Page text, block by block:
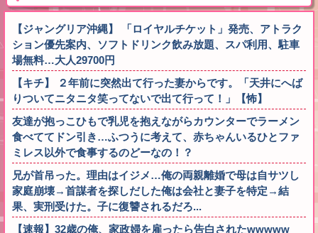
【ジャングリア沖縄】 「ロイヤルチケット」発売、アトラク
ション優先案内、ソフトドリンク飲み放題、スパ利用、駐車
場無料…大人29700円
【キチ】 ２年前に突然出て行った妻からです。「天井にへば
りついてニタニタ笑ってないで出て行って！」【怖】
友達が抱っこひもで乳児を抱えながらカウンターでラーメン
食べててドン引き…ふつうに考えて、赤ちゃんいるひとファ
ミレス以外で食事するのどーなの！？
兄が首吊った。理由はイジメ…俺の両親離婚で母は自サツし
家庭崩壊→首謀者を探しだした俺は会社と妻子を特定→結
果、実刑受けた。子に復讐されるだろ...
【速報】32歳の俺、家政婦を雇ったら告白されたwwwww